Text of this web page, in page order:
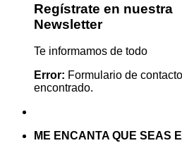
Regístrate en nuestra
Newsletter
Te informamos de todo
Error: Formulario de
encontrado.
ME ENCANTA QUE SEAS